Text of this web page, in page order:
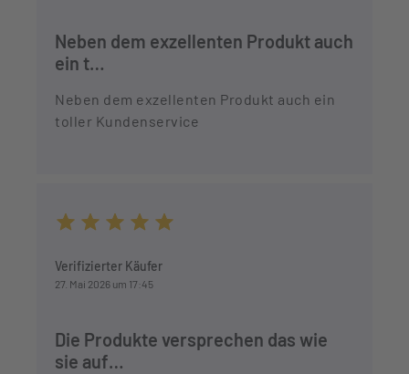
Neben dem exzellenten Produkt auch
ein t…
Neben dem exzellenten Produkt auch ein
toller Kundenservice
Verifizierter Käufer
27. Mai 2026 um 17:45
Die Produkte versprechen das wie
sie auf…